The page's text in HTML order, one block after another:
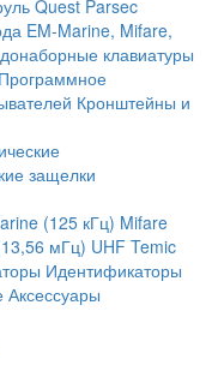
Quest Parsec
EM-Marine, Mifare,
клавиатуры
Программное
Кронштейны и
защелки
(125 кГц) Mifare
мГц) UHF Temic
Идентификаторы
Аксессуары